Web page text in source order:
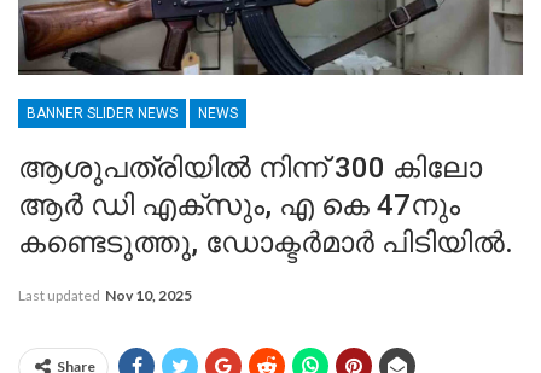
BANNER SLIDER NEWS NEWS
ആശുപത്രിയിൽ നിന്ന് 300 കിലോ
ആർ ഡി എക്‌സും, എ കെ 47നും
കണ്ടെടുത്തു, ഡോക്ടർമാർ പിടിയിൽ.
Last updated Nov 10, 2025
Share